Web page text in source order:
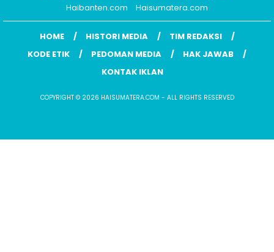
Haibanten.com
Haisumatera.com
HOME HISTORI MEDIA
TIM REDAKSI
KODE ETIK
PEDOMAN MEDIA
HAK JAWAB
KONTAK IKLAN
COPYRIGHT © 2026 HAISUMATERA.COM - ALL RIGHTS RESERVED